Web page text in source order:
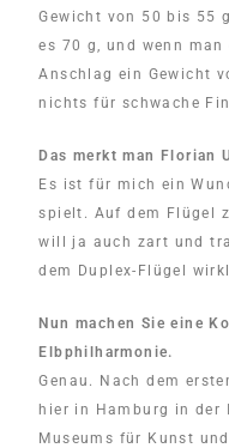
Gewicht von 50 bis 55
es 70 g, und wenn
Anschlag ein Gewicht
nichts für schwache
Das merkt man Florian
Es ist für mich ein
spielt. Auf dem Flügel
will ja auch zart und
dem Duplex-Flügel
Nun machen Sie eine
Elbphilharmonie.
Genau. Nach dem
hier in Hamburg in der
Museums für Kunst